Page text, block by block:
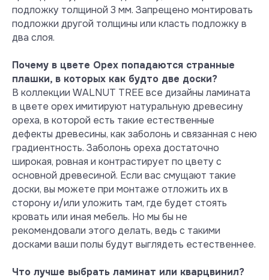
подложку толщиной 3 мм. Запрещено монтировать
подложки другой толщины или класть подложку в
два слоя.
Почему в цвете Орех попадаются странные
плашки, в которых как будто две доски?
В коллекции WALNUT TREE все дизайны ламината
в цвете орех имитируют натуральную древесину
ореха, в которой есть такие естественные
дефекты древесины, как заболонь и связанная с нею
градиентность. Заболонь ореха достаточно
широкая, ровная и контрастирует по цвету с
основной древесиной. Если вас смущают такие
доски, вы можете при монтаже отложить их в
сторону и/или уложить там, где будет стоять
кровать или иная мебель. Но мы бы не
рекомендовали этого делать, ведь с такими
досками ваши полы будут выглядеть естественнее.
Что лучше выбрать ламинат или кварцвинил?
Инструкция
по палубной укладке
Инструкция
по укладке "елочкой"
Гарантийное
письмо
Безопасность и экология
формальдегида